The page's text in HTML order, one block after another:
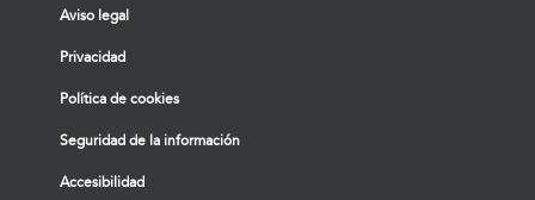
Aviso legal
Privacidad
Política de cookies
Seguridad de la información
Accesibilidad